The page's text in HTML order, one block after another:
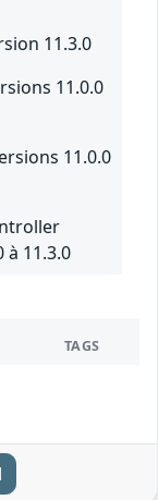
11.3.0
11.0.0
11.0.0
à 11.3.0
TAGS